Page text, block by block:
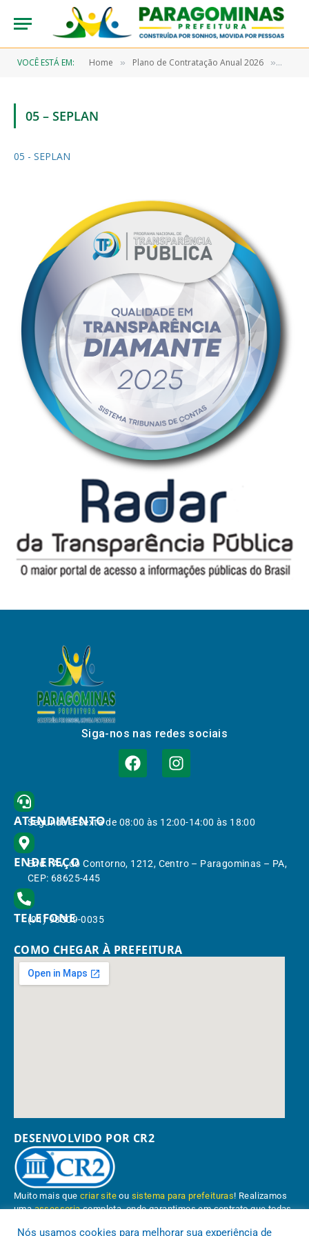
VOCÊ ESTÁ EM: Home » Plano de Contratação Anual 2026 »
05 – SEPLAN
05 - SEPLAN
Siga-nos nas redes sociais
ATENDIMENTO
Segunda à Sexta de 08:00 às 12:00-14:00 às 18:00
ENDEREÇO
End.: Av. do Contorno, 1212, Centro – Paragominas – PA,
CEP: 68625-445
TELEFONE
(91) 98309-0035
COMO CHEGAR À PREFEITURA
DESENVOLVIDO POR CR2
Muito mais quecriar site ou sistema para prefeituras! Realizamos
umaassessoriacompleta, onde garantimos em contrato que todas
Nós usamos cookies para melhorar sua experiência de